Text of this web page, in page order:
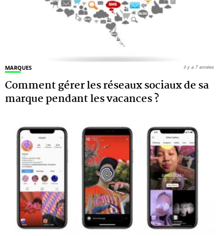
MARQUES
Comment gérer les réseaux sociaux de sa
marque pendant les vacances ?
il y a 7 années